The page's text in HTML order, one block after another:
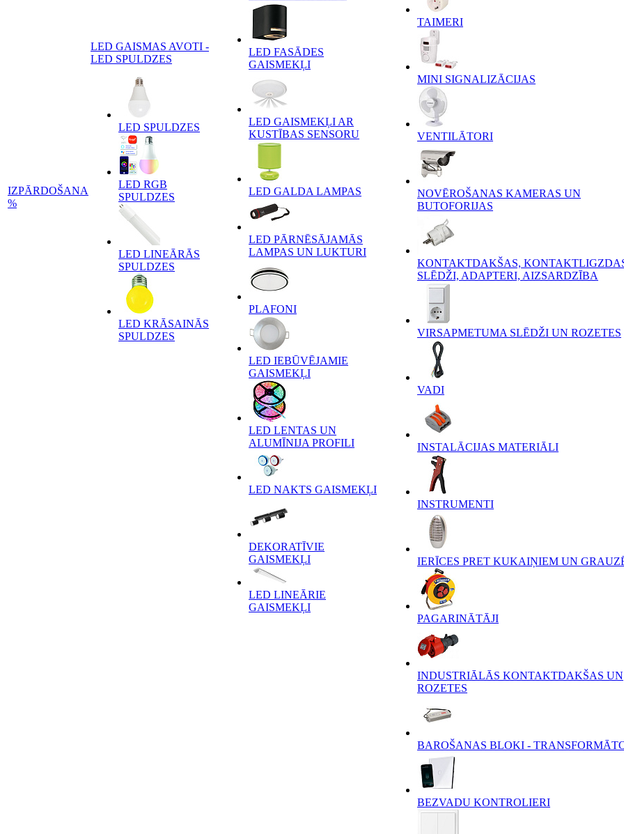
IZPĀRDOŠANA
%
LED GAISMAS AVOTI -
LED SPULDZES
LED SPULDZES
LED RGB
SPULDZES
LED LINEĀRĀS
SPULDZES
LED KRĀSAINĀS
SPULDZES
LED FASĀDES
GAISMEKĻI
LED GAISMEKĻI AR
KUSTĪBAS SENSORU
LED GALDA LAMPAS
LED PĀRNĒSĀJAMĀS
LAMPAS UN LUKTURI
PLAFONI
LED IEBŪVĒJAMIE
GAISMEKĻI
LED LENTAS UN
ALUMĪNIJA PROFILI
LED NAKTS GAISMEKĻI
DEKORATĪVIE
GAISMEKĻI
LED LINEĀRIE
GAISMEKĻI
TAIMERI
MINI SIGNALIZĀCIJAS
VENTILĀTORI
NOVĒROŠANAS KAMERAS UN
BUTOFORIJAS
KONTAKTDAKŠAS,
SLĒDŽI, ADAPTERI, AIZSARDZĪBA
VIRSAPMETUMA SLĒDŽI UN ROZETES
VADI
INSTALĀCIJAS MATERIĀLI
INSTRUMENTI
IERĪCES PRET KUKAIŅIEM UN
PAGARINĀTĀJI
INDUSTRIĀLĀS KONTAKTDAKŠAS UN
ROZETES
BAROŠANAS BLOKI -
BEZVADU KONTROLIERI